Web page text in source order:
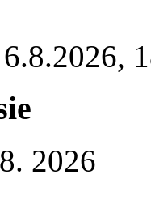
6.8.2026,
2026